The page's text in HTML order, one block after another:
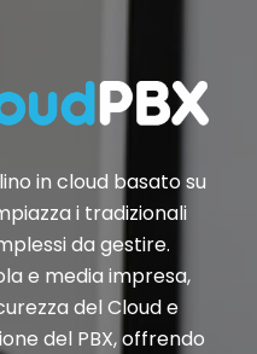
in cloud basato su
i tradizionali
da gestire.
e media impresa,
del Cloud e
del PBX, offrendo